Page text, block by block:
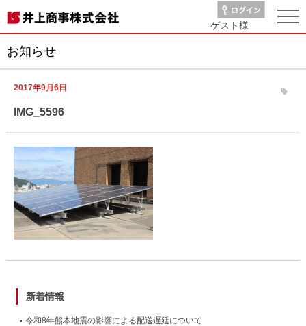
ゲスト様
お知らせ
2017年9月6日
IMG_5596
新着情報
令和8年熊本地震の影響による配送遅延について